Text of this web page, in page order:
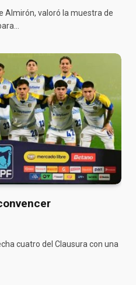
Almirón, valoró la muestra de
cuatro del Clausura con una